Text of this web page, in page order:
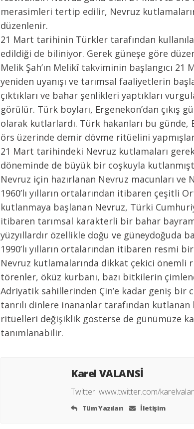
merasimleri tertip edilir, Nevruz
düzenlenir.
21 Mart tarihinin Türkler tarafından
edildiği de biliniyor. Gerek güneşe göre
Melik Şah’ın Melikî takviminin başlangıcı
yeniden uyanışı ve tarımsal faaliyetlerin
çıktıkları ve bahar şenlikleri yaptıkları
görülür. Türk boyları, Ergenekon’dan
olarak kutlarlardı. Türk hakanları bu günde,
örs üzerinde demir dövme ritüelini
21 Mart tarihindeki Nevruz kutlamaları
döneminde de büyük bir coşkuyla
Nevruz için hazırlanan Nevruz macunları
1960’lı yılların ortalarından itibaren çeşitli
kutlanmaya başlanan Nevruz, Türki
itibaren tarımsal karakterli bir bahar
yüzyıllardır özellikle doğu ve güneydoğuda
1990’lı yılların ortalarından itibaren resmi
Nevruz kutlamalarında dikkat çekici önemli
törenler, öküz kurbanı, bazı bitkilerin
Adriyatik sahillerinden Çin’e kadar geniş
tanrılı dinlere inananlar tarafından
ritüelleri değişiklik gösterse de günümüze
tanımlanabilir.
Karel VALANSİ
Twitter: www.twitter.com/
Tüm Yazıları İletişim